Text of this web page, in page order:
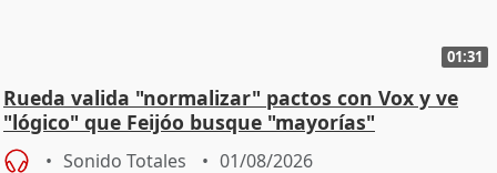
01:31
Rueda valida "normalizar" pactos con Vox y ve
"lógico" que Feijóo busque "mayorías"
Sonido Totales 01/08/2026